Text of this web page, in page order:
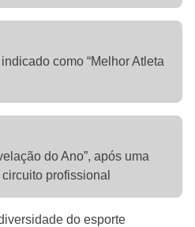
como “Melhor Atleta
do Ano”, após uma
profissional
do esporte